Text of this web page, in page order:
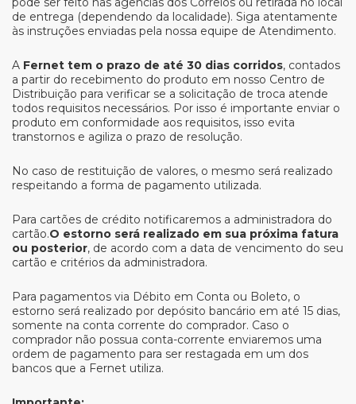
de entrega (dependendo da localidade). Siga atentamente
às instruções enviadas pela nossa equipe de Atendimento.
A Fernet tem o prazo de até 30 dias corridos, contados
a partir do recebimento do produto em nosso Centro de
Distribuição para verificar se a solicitação de troca atende
todos requisitos necessários. Por isso é importante enviar o
produto em conformidade aos requisitos, isso evita
transtornos e agiliza o prazo de resolução.
No caso de restituição de valores, o mesmo será realizado
respeitando a forma de pagamento utilizada.
Para cartões de crédito notificaremos a administradora do
cartão.O estorno será realizado em sua próxima fatura
ou posterior, de acordo com a data de vencimento do seu
cartão e critérios da administradora.
Para pagamentos via Débito em Conta ou Boleto, o
estorno será realizado por depósito bancário em até 15 dias,
somente na conta corrente do comprador. Caso o
comprador não possua conta-corrente enviaremos uma
ordem de pagamento para ser restagada em um dos
bancos que a Fernet utiliza.